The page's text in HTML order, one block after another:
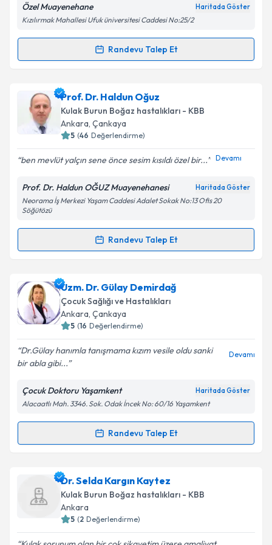
Kişisel verilerimin işlenmesine ilişkin
Metni'ni okudum ve kişisel verilerimin belirtilen
Takvim Talebini Gönder
Özel Muayenehane Haritada Göster
Kızılırmak Mahallesi Ufuk üniversitesi Caddesi No:25/2
Randevu Talep Et
Randevu Takvimi Talebi
Doç. Dr. Eren Çetiniçin randevu takvimi talebi
oluşturun. Size bu uzmandan randevu almanız için bir
takvim hazırlandığında e-posta ile bilgilendireceğiz.
Kişisel verilerimin işlenmesine ilişkinAydınlatma
kapsamda işlenmesini kabul ediyorum.
Prof. Dr. Haldun Oğuz
Kulak Burun Boğaz hastalıkları - KBB
Ankara, Çankaya
5 (46 Değerlendirme)
ben mevlüt yalçın sene önce sesim kısıldı özel bir... Devamı
Prof. Dr. Haldun OĞUZ Muayenehanesi Haritada Göster
Neorama İş Merkezi Yaşam Caddesi Adalet Sokak No:13 Ofis 20
Söğütözü
Randevu Talep Et
Randevu Takvimi Talebi
Prof. Dr. Haldun Oğuziçin randevu takvimi talebi
oluşturun. Size bu uzmandan randevu almanız için bir
takvim hazırlandığında e-posta ile bilgilendireceğiz.
Kişisel verilerimin işlenmesine ilişkin
Aydınlatma
Metni'ni okudum ve kişisel verilerimin belirtilen
kapsamda işlenmesini kabul ediyorum.
Uzm. Dr. Gülay Demirdağ
Çocuk Sağlığı ve Hastalıkları
Ankara, Çankaya
5 (16 Değerlendirme)
Dr.Gülay hanımla tanışmama kızım vesile oldu sanki
bir abla gibi...
Devamı
Çocuk Doktoru Yaşamkent Haritada Göster
Alacaatlı Mah. 3346. Sok. Odak İncek No: 60/16 Yaşamkent
Randevu Talep Et
Randevu Takvimi Talebi
Uzm. Dr. Gülay Demirdağiçin randevu takvimi talebi
oluşturun. Size bu uzmandan randevu almanız için bir
takvim hazırlandığında e-posta ile bilgilendireceğiz.
Dr. Selda Kargın Kaytez
Kulak Burun Boğaz hastalıkları - KBB
Ankara
5 (2 Değerlendirme)